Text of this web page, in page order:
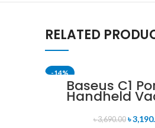
RELATED
-14%
Baseus C1
Handheld
Car
৳3,690.00 ৳